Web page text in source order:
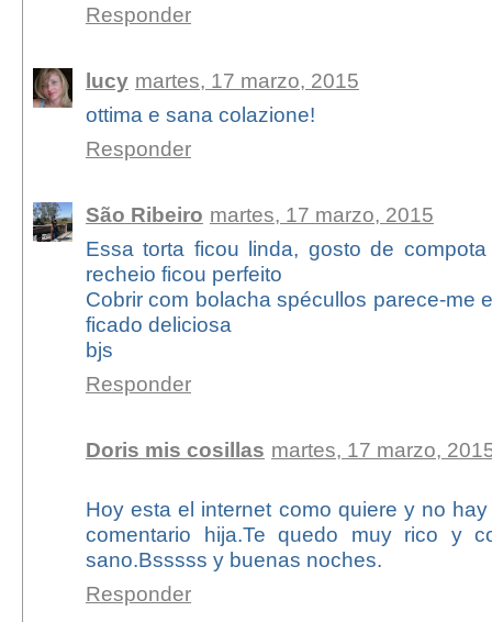
Responder
lucy martes, 17 marzo, 2015
ottima e sana colazione!
Responder
São Ribeiro martes, 17 marzo, 2015
Essa torta ficou linda, gosto de
recheio ficou perfeito
Cobrir com bolacha spécullos parece-me
ficado deliciosa
bjs
Responder
Doris mis cosillas martes, 17 marzo,
Hoy esta el internet como quiere y no
comentario hija.Te quedo muy rico y
sano.Bsssss y buenas noches.
Responder